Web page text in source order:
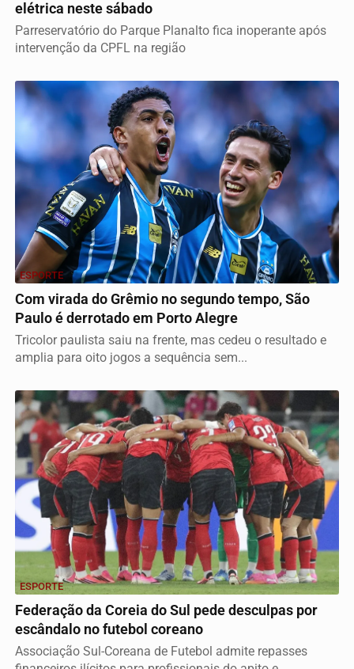
elétrica neste sábado
Parreservatório do Parque Planalto fica inoperante após
intervenção da CPFL na região
ESPORTE
Com virada do Grêmio no segundo tempo, São
Paulo é derrotado em Porto Alegre
Tricolor paulista saiu na frente, mas cedeu o resultado e
amplia para oito jogos a sequência sem...
ESPORTE
Federação da Coreia do Sul pede desculpas por
escândalo no futebol coreano
Associação Sul-Coreana de Futebol admite repasses